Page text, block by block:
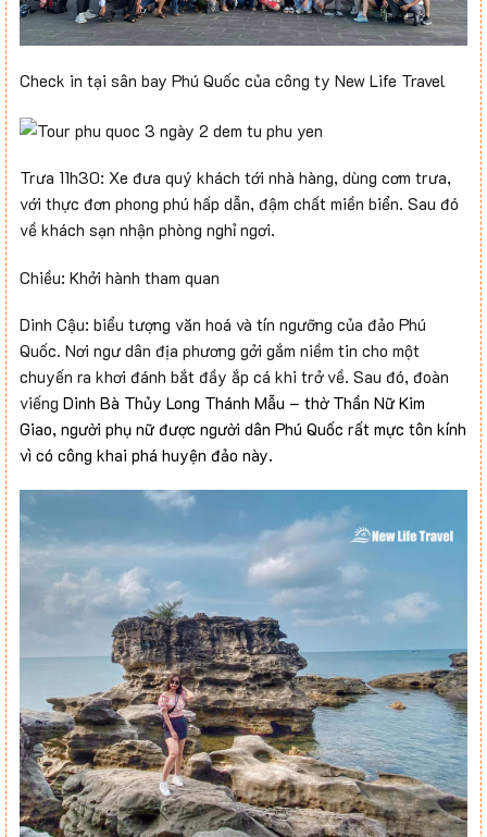
Check in tại sân bay Phú Quốc của công ty New Life Travel
Trưa 11h30: Xe đưa quý khách tới nhà hàng, dùng cơm trưa,
với thực đơn phong phú hấp dẫn, đậm chất miền biển. Sau đó
về khách sạn nhận phòng nghỉ ngơi.
Chiều: Khởi hành tham quan
Dinh Cậu: biểu tượng văn hoá và tín ngưỡng của đảo Phú
Quốc. Nơi ngư dân địa phương gởi gắm niềm tin cho một
chuyến ra khơi đánh bắt đầy ắp cá khi trở về. Sau đó, đoàn
viếng Dinh Bà Thủy Long Thánh Mẫu – thờ Thần Nữ Kim
Giao, người phụ nữ được người dân Phú Quốc rất mực tôn kính
vì có công khai phá huyện đảo này.